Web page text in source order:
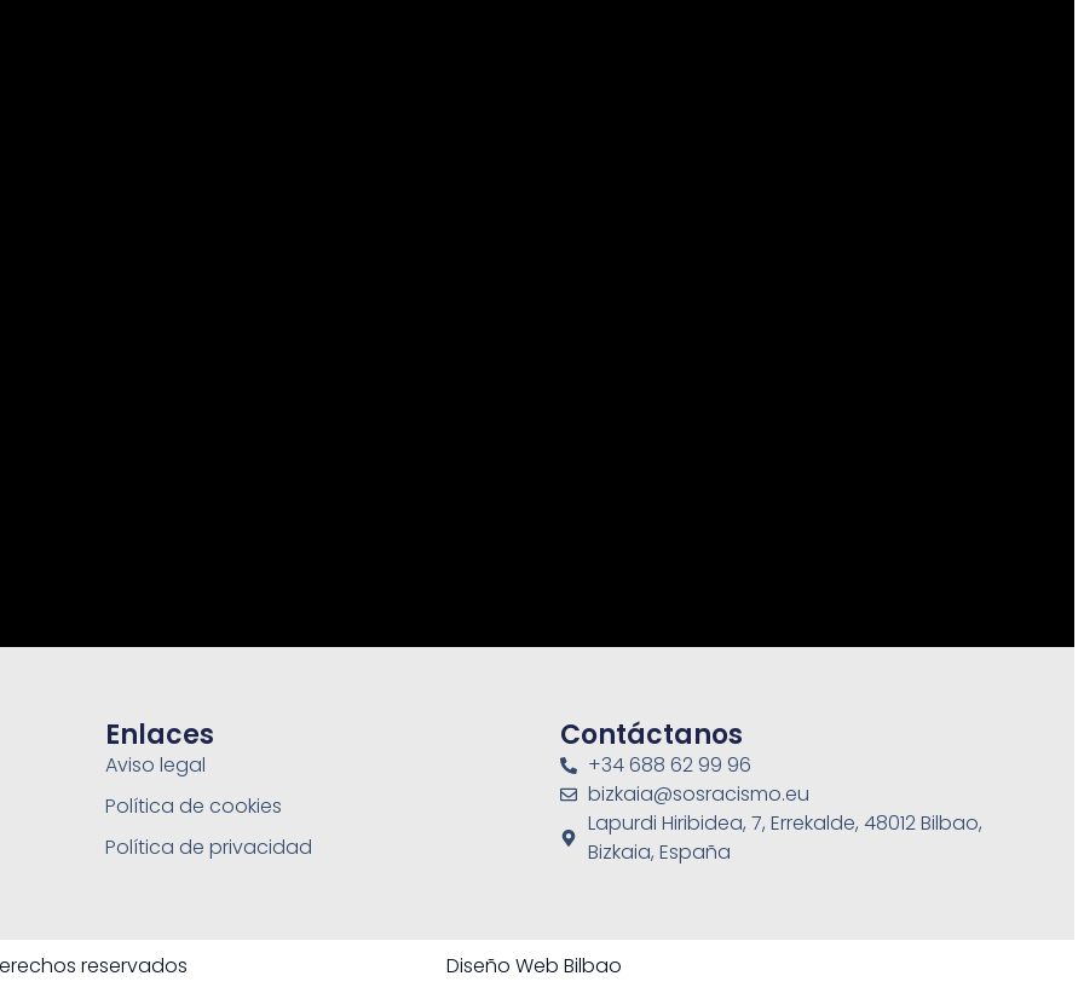
Enlaces
Aviso legal
Política de cookies
Política de privacidad
Contáctanos
+34 688 62 99 96
bizkaia@sosracismo.eu
Lapurdi Hiribidea, 7, Errekalde, 48012 Bilbao,
Bizkaia, España
reservados Diseño Web Bilbao